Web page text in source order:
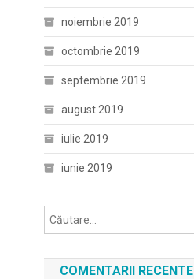
noiembrie 2019
octombrie 2019
septembrie 2019
august 2019
iulie 2019
iunie 2019
COMENTARII RECENTE